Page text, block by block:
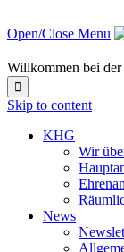
Open/Close Menu
Willkommen bei

Skip to content
KHG
Wir
News